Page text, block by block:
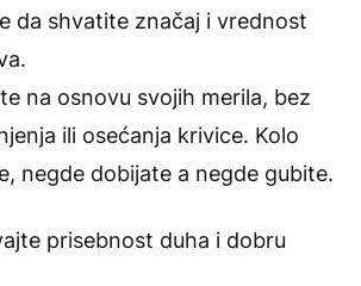
da shvatite značaj i vrednost
na osnovu svojih merila, bez
ili osećanja krivice. Kolo
negde dobijate a negde gubite.
prisebnost duha i dobru